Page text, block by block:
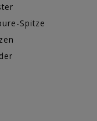
Spitze